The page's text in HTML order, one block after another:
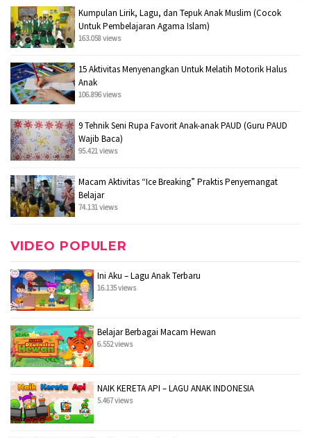
Kumpulan Lirik, Lagu, dan Tepuk Anak Muslim (Cocok
Untuk Pembelajaran Agama Islam)
163.058 views
15 Aktivitas Menyenangkan Untuk Melatih Motorik Halus
Anak
106.896 views
9 Tehnik Seni Rupa Favorit Anak-anak PAUD (Guru PAUD
Wajib Baca)
95.421 views
Macam Aktivitas “Ice Breaking” Praktis Penyemangat
Belajar
74.131 views
VIDEO POPULER
Ini Aku – Lagu Anak Terbaru
16.135 views
Belajar Berbagai Macam Hewan
6.552 views
NAIK KERETA API – LAGU ANAK INDONESIA
5.467 views